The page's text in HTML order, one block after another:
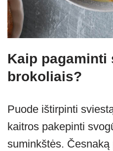
Kaip
brokoliais?
Puode ištirpinti
kaitros pakepinti
suminkštės.